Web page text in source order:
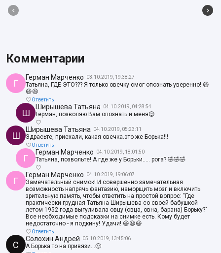
Комментарии
Г
Герман Марченко 03.10.2019, 19:38:27
Татьяна, ГДЕ ЭТО??? Я только овечку смог опознать уверенно! 😃
😃😃
Ответить
Ш
Ширышева Татьяна 04.10.2019, 04:28:54
Герман, позволяю Вам опознать и меня😊
Ш
Ширышева Татьяна 04.10.2019, 05:23:11
Здрасьте, приехали, какая овечка.это же Борька!!!
Ответить
Г
Герман Марченко 04.10.2019, 18:01:50
Татьяна, позвольте! А где же у Борьки..... рога? 🤣🤣🤣
Г
Герман Марченко 04.10.2019, 19:06:07
Замечательный снимок! И совершенно замечательная
возможность напрячь фантазию, наморщить мозг и включить
зрительную память, чтобы ответить на простой вопрос: "Где
практически грудная Татьяна Ширышева со своей бабушкой
летом 1952 года выгуливала овцу (овца, овна, барана) Борьку?"
Все необходимые подсказки на снимке есть. Кому будет
недостаточно - я подкину! Удачи! 😃😃😃
Ответить
С
Солохин Андрей 05.10.2019, 13:45:06
А Борька то на привязи...🙂